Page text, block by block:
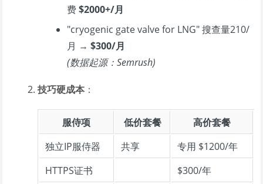
费$2000+/月
"cryogenic gate valve for LNG" 搜查量210/
月 →$300/月
(数据起源：Semrush)
技巧硬成本：
服侍项 低价套餐
高价套餐
独立IP服侍器
共享
专用 $1200/年
HTTPS证书
$300/年